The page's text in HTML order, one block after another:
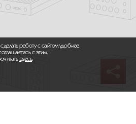
работу с сайтом удобнее.
с этим.
здесь.